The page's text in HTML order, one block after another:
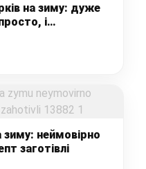
на зиму: дуже
і
неймовірно
заготівлі